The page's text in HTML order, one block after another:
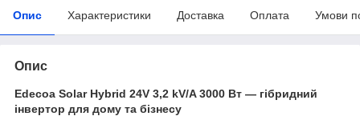
Опис Характеристики Доставка Оплата Умови
Опис
Edecoa Solar Hybrid 24V 3,2 kV/A 3000 Вт — гібридний
інвертор для дому та бізнесу